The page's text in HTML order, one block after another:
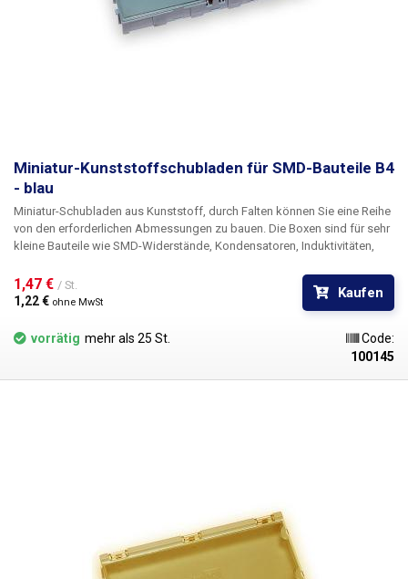
Miniatur-Kunststoffschubladen für SMD-Bauteile B4
- blau
Miniatur-Schubladen aus Kunststoff, durch Falten können Sie eine Reihe
von den erforderlichen Abmessungen zu bauen. Die Boxen sind für sehr
kleine Bauteile wie SMD-Widerstände, Kondensatoren, Induktivitäten,
Grundbaustein ist eine Kunststoffschublade mit den Innenmaßen 120 ×
53 mm. Oben befindet sich ein durchsichtiger Deckel, der sich durch eine
Feder automatisch öffnet, wenn der Schnabel abgezogen wird.
1,47 € / St.
1,22 € ohne MwSt
Kaufen
vorrätig mehr als 25 St.
Code:
100145